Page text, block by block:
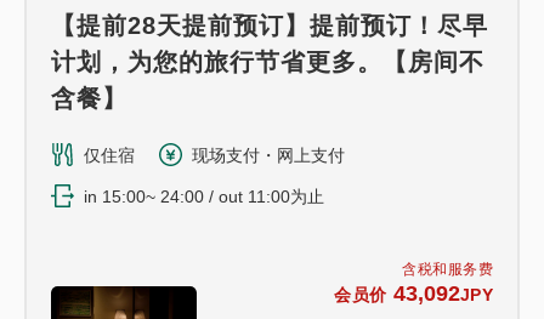
含税和服务费
会员价 43,092JPY
【提前28天提前预订】提前预订！尽早
计划，为您的旅行节省更多。【房间不
含餐】
仅住宿 现场支付・网上支付
in 15:00~ 24:00 / out 11:00为止